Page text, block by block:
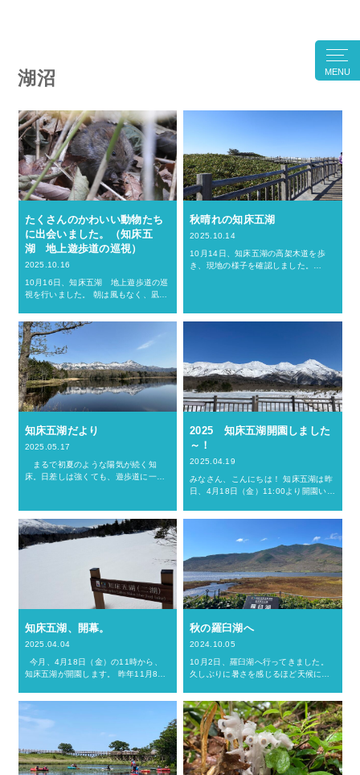
湖沼
たくさんのかわいい動物たち
に出会いました。（知床五
湖 地上遊歩道の巡視）
2025.10.16
10月16日、知床五湖 地上遊歩道の巡
視を行いました。 朝は風もなく、凪が
て、気持ちの良い時間が流れていまし
た。 [cap…
秋晴れの知床五湖
2025.10.14
10月14日、知床五湖の高架木道を歩
き、現地の様子を確認しました。
知床五湖だより
2025.05.17
まるで初夏のような陽気が続く知
床。日差しは強くても、遊歩道に一歩
湖面を覗き込むと、黒い点がうごめい
ているのが見えました。目を凝…
2025 知床五湖開園しました
～！
2025.04.19
みなさん、こんにちは！ 知床五湖は昨
日、4月18日（金）11:00より開園いた
知床五湖、開幕。
2025.04.04
今月、4月18日（金）の11時から、
知床五湖が開園します。 昨年11月8日
この冬はとても雪が多く、知床自然…
秋の羅臼湖へ
2024.10.05
10月2日、羅臼湖へ行ってきました。
久しぶりに暑さを感じるほど天候に恵
峠から歩いて羅臼湖入口へ向かいま
す。 …
MENU